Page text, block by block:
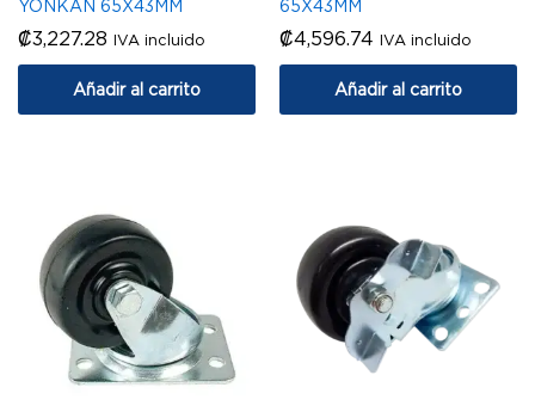
YONKAN 65X43MM
₡3,227.28 IVA incluido
Añadir al carrito
65X43MM
₡4,596.74 IVA incluido
Añadir al carrito